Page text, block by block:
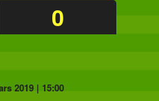
0
2019 | 15:00